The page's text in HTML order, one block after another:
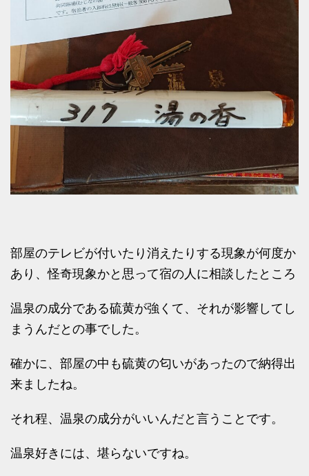
部屋のテレビが付いたり消えたりする現象が何度か
あり、怪奇現象かと思って宿の人に相談したところ
温泉の成分である硫黄が強くて、それが影響してし
まうんだとの事でした。
確かに、部屋の中も硫黄の匂いがあったので納得出
来ましたね。
それ程、温泉の成分がいいんだと言うことです。
温泉好きには、堪らないですね。